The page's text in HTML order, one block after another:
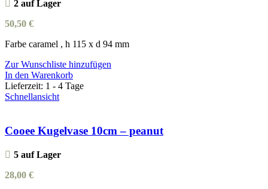
2 auf Lager
50,50 €
Farbe caramel , h 115 x d 94 mm
Zur Wunschliste hinzufügen
In den Warenkorb
Lieferzeit: 1 - 4 Tage
Schnellansicht
Cooee Kugelvase 10cm – peanut
5 auf Lager
28,00 €